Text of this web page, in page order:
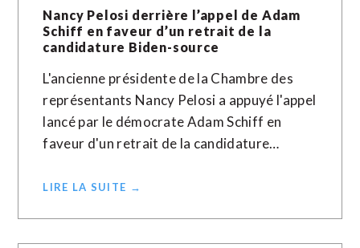
Nancy Pelosi derrière l’appel de Adam
Schiff en faveur d’un retrait de la
candidature Biden-source
L'ancienne présidente de la Chambre des
représentants Nancy Pelosi a appuyé l'appel
lancé par le démocrate Adam Schiff en
faveur d'un retrait de la candidature…
LIRE LA SUITE →